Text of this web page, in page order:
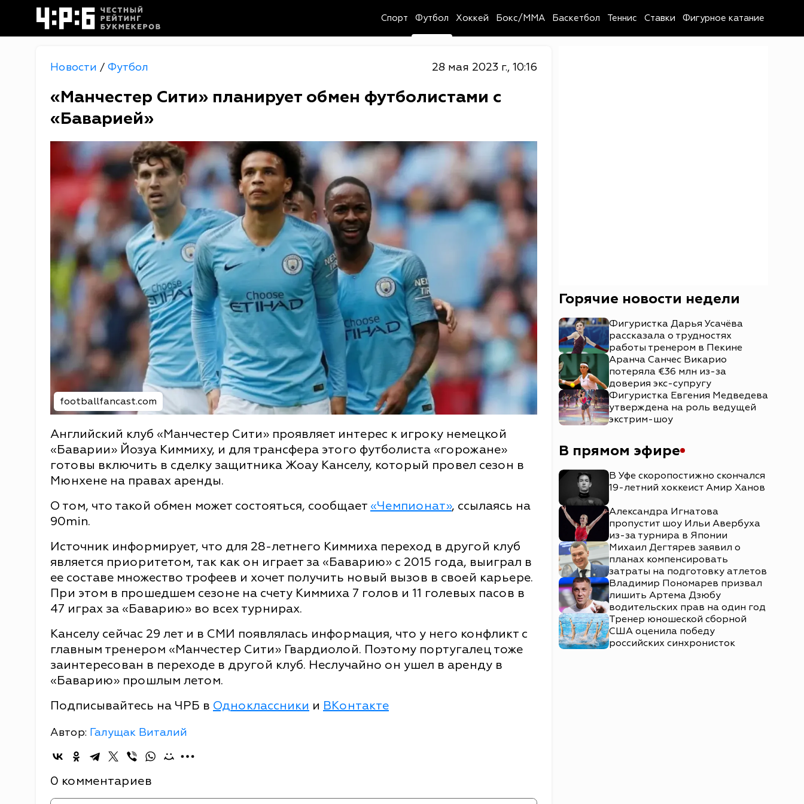
Спорт Футбол Хоккей Бокс/MMA Баскетбол Теннис Ставки Фигурное катание
Новости / Футбол 28 мая 2023 г., 10:16
«Манчестер Сити» планирует обмен футболистами с
«Баварией»
footballfancast.com
Английский клуб «Манчестер Сити» проявляет интерес к игроку немецкой
«Баварии» Йозуа Киммиху, и для трансфера этого футболиста «горожане»
готовы включить в сделку защитника Жоау Канселу, который провел сезон в
Мюнхене на правах аренды.
О том, что такой обмен может состояться, сообщает «Чемпионат», ссылаясь на
90min.
Источник информирует, что для 28-летнего Киммиха переход в другой клуб
является приоритетом, так как он играет за «Баварию» с 2015 года, выиграл в
ее составе множество трофеев и хочет получить новый вызов в своей карьере.
При этом в прошедшем сезоне на счету Киммиха 7 голов и 11 голевых пасов в
47 играх за «Баварию» во всех турнирах.
Канселу сейчас 29 лет и в СМИ появлялась информация, что у него конфликт с
главным тренером «Манчестер Сити» Гвардиолой. Поэтому португалец тоже
заинтересован в переходе в другой клуб. Неслучайно он ушел в аренду в
«Баварию» прошлым летом.
Подписывайтесь на ЧРБ в Одноклассники и ВКонтакте
Автор: Галущак Виталий
0 комментариев
Горячие новости недели
Фигуристка Дарья Усачёва
рассказала о трудностях
работы тренером в Пекине
Аранча Санчес Викарио
потеряла €36 млн из-за
доверия экс-супругу
Фигуристка Евгения Медведева
утверждена на роль ведущей
экстрим-шоу
В прямом эфире
В Уфе скоропостижно скончался
19-летний хоккеист Амир Ханов
Александра Игнатова
пропустит шоу Ильи Авербуха
из-за турнира в Японии
Михаил Дегтярев заявил о
планах компенсировать
затраты на подготовку атлетов
Владимир Пономарев призвал
лишить Артема Дзюбу
водительских прав на один год
Тренер юношеской сборной
США оценила победу
российских синхронисток